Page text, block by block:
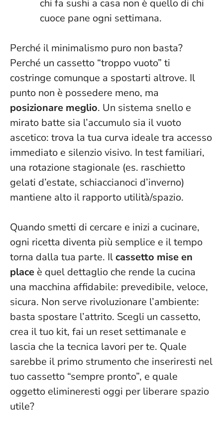
chi fa sushi a casa non è quello di chi
cuoce pane ogni settimana.
Perché il minimalismo puro non basta?
Perché un cassetto “troppo vuoto” ti
costringe comunque a spostarti altrove. Il
punto non è possedere meno, ma
posizionare meglio. Un sistema snello e
mirato batte sia l’accumulo sia il vuoto
ascetico: trova la tua curva ideale tra accesso
immediato e silenzio visivo. In test familiari,
una rotazione stagionale (es. raschietto
gelati d’estate, schiaccianoci d’inverno)
mantiene alto il rapporto utilità/spazio.
Quando smetti di cercare e inizi a cucinare,
ogni ricetta diventa più semplice e il tempo
torna dalla tua parte. Ilcassetto mise en
place è quel dettaglio che rende la cucina
una macchina affidabile: prevedibile, veloce,
sicura. Non serve rivoluzionare l’ambiente:
basta spostare l’attrito. Scegli un cassetto,
crea il tuo kit, fai un reset settimanale e
lascia che la tecnica lavori per te. Quale
sarebbe il primo strumento che inseriresti nel
tuo cassetto “sempre pronto”, e quale
oggetto elimineresti oggi per liberare spazio
utile?